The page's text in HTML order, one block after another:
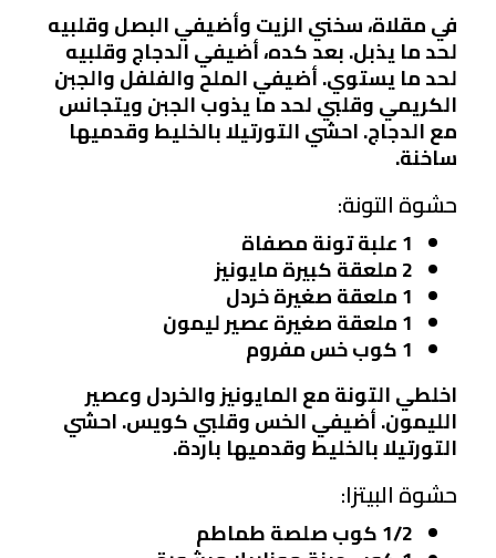
في مقلاة، سخني الزيت وأضيفي البصل وقلبيه
لحد ما يذبل. بعد كده، أضيفي الدجاج وقلبيه
لحد ما يستوي. أضيفي الملح والفلفل والجبن
الكريمي وقلبي لحد ما يذوب الجبن ويتجانس
مع الدجاج. احشي التورتيلا بالخليط وقدميها
ساخنة.
حشوة التونة:
1 علبة تونة مصفاة
2 ملعقة كبيرة مايونيز
1 ملعقة صغيرة خردل
1 ملعقة صغيرة عصير ليمون
1 كوب خس مفروم
اخلطي التونة مع المايونيز والخردل وعصير
الليمون. أضيفي الخس وقلبي كويس. احشي
التورتيلا بالخليط وقدميها باردة.
حشوة البيتزا:
1/2 كوب صلصة طماطم